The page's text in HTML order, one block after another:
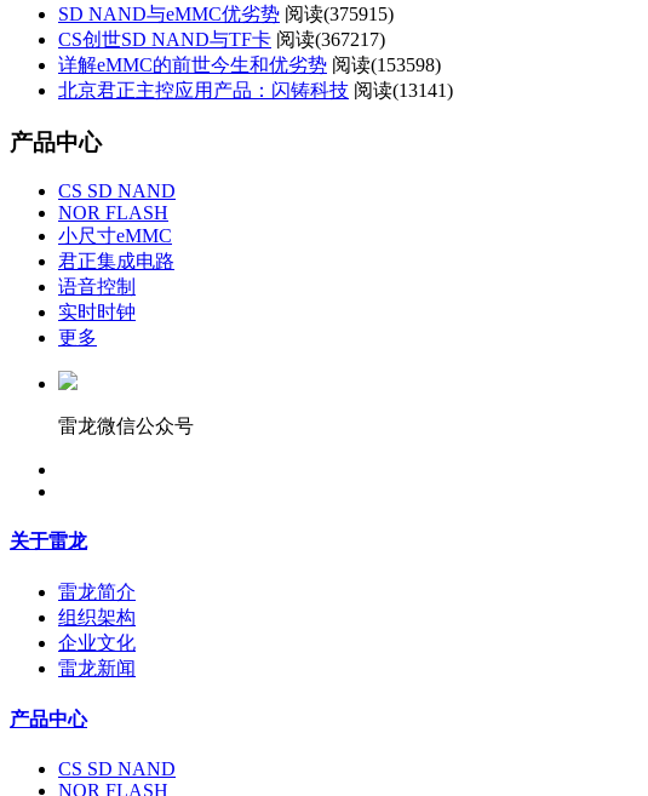
SD NAND与eMMC优劣势 阅读(375915)
CS创世SD NAND与TF卡 阅读(367217)
详解eMMC的前世今生和优劣势 阅读(153598)
北京君正主控应用产品：闪铸科技 阅读(13141)
产品中心
CS SD NAND
NOR FLASH
小尺寸eMMC
君正集成电路
语音控制
实时时钟
更多
雷龙微信公众号
关于雷龙
雷龙简介
组织架构
企业文化
雷龙新闻
产品中心
CS SD NAND
NOR FLASH